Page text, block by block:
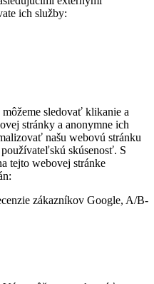
ich služby:
sledovať klikanie a
stránky a anonymne ich
našu webovú stránku
skúsenosť. S
tejto webovej stránke
zákazníkov Google, A/B-